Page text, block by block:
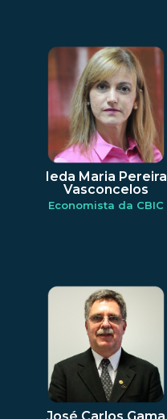
Ieda Maria Pereira
Vasconcelos
Economista da CBIC